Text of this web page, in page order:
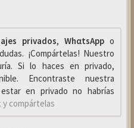
privados, WhαtsAppo
¡Compártelas! Nuestro
Si lo haces en privado,
Encontraste nuestra
en privado no habrías
compártelas